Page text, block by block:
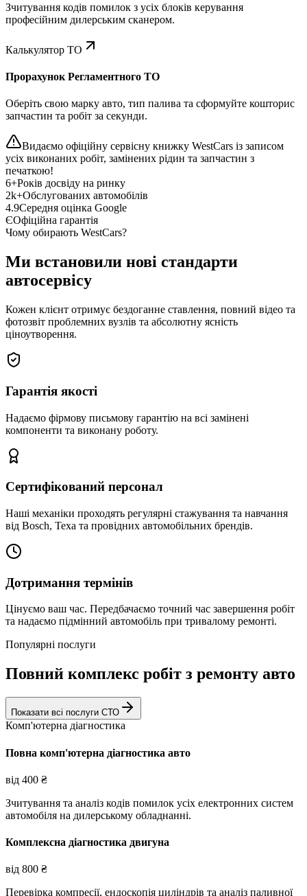
Зчитування кодів помилок з усіх блоків керування
професійним дилерським сканером.
Калькулятор ТО
Прорахунок Регламентного ТО
Оберіть свою марку авто, тип палива та сформуйте кошторис
запчастин та робіт за секунди.
Видаємо офіційну сервісну книжку WestCars із записом
усіх виконаних робіт, замінених рідин та запчастин з
печаткою!
6+Років досвіду на ринку
2k+Обслугованих автомобілів
4.9Середня оцінка Google
ЄОфіційна гарантія
Чому обирають WestCars?
Ми встановили нові стандарти
автосервісу
Кожен клієнт отримує бездоганне ставлення, повний відео та
фотозвіт проблемних вузлів та абсолютну ясність
ціноутворення.
Гарантія якості
Надаємо фірмову письмову гарантію на всі замінені
компоненти та виконану роботу.
Сертифікований персонал
Наші механіки проходять регулярні стажування та навчання
від Bosch, Texa та провідних автомобільних брендів.
Дотримання термінів
Цінуємо ваш час. Передбачаємо точний час завершення робіт
та надаємо підмінний автомобіль при тривалому ремонті.
Популярні послуги
Повний комплекс робіт з ремонту авто
Показати всі послуги СТО
Комп'ютерна діагностика
Повна комп'ютерна діагностика авто
від 400 ₴
Зчитування та аналіз кодів помилок усіх електронних систем
автомобіля на дилерському обладнанні.
Комплексна діагностика двигуна
від 800 ₴
Перевірка компресії, ендоскопія циліндрів та аналіз паливної